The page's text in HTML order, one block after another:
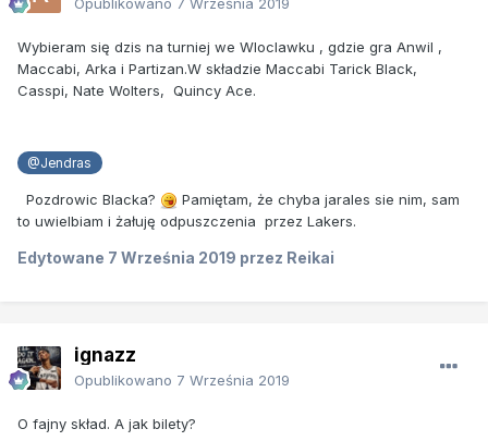
Wybieram się dzis na turniej we Wloclawku , gdzie gra Anwil ,
Maccabi, Arka i Partizan.W składzie Maccabi Tarick Black,
Casspi, Nate Wolters, Quincy Ace.
@Jendras
Pozdrowic Blacka?
Pamiętam, że chyba jarales sie nim, sam
to uwielbiam i żałuję odpuszczenia przez Lakers.
Edytowane 7 Września 2019 przez Reikai
ignazz
Opublikowano 7 Września 2019
O fajny skład. A jak bilety?